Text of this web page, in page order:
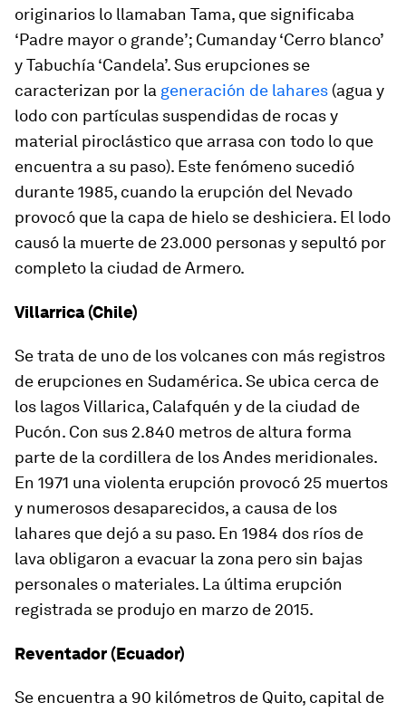
originarios lo llamaban Tama, que significaba
‘Padre mayor o grande’; Cumanday ‘Cerro blanco’
y Tabuchía ‘Candela’. Sus erupciones se
caracterizan por la generación de lahares (agua y
lodo con partículas suspendidas de rocas y
material piroclástico que arrasa con todo lo que
encuentra a su paso). Este fenómeno sucedió
durante 1985, cuando la erupción del Nevado
provocó que la capa de hielo se deshiciera. El lodo
causó la muerte de 23.000 personas y sepultó por
completo la ciudad de Armero.
Villarrica (Chile)
Se trata de uno de los volcanes con más registros
de erupciones en Sudamérica. Se ubica cerca de
los lagos Villarica, Calafquén y de la ciudad de
Pucón. Con sus 2.840 metros de altura forma
parte de la cordillera de los Andes meridionales.
En 1971 una violenta erupción provocó 25 muertos
y numerosos desaparecidos, a causa de los
lahares que dejó a su paso. En 1984 dos ríos de
lava obligaron a evacuar la zona pero sin bajas
personales o materiales. La última erupción
registrada se produjo en marzo de 2015.
Reventador (Ecuador)
Se encuentra a 90 kilómetros de Quito, capital de